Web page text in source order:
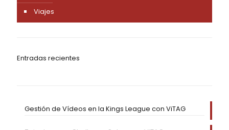
Viajes
Entradas recientes
Gestión de Vídeos en la Kings League con ViTAG